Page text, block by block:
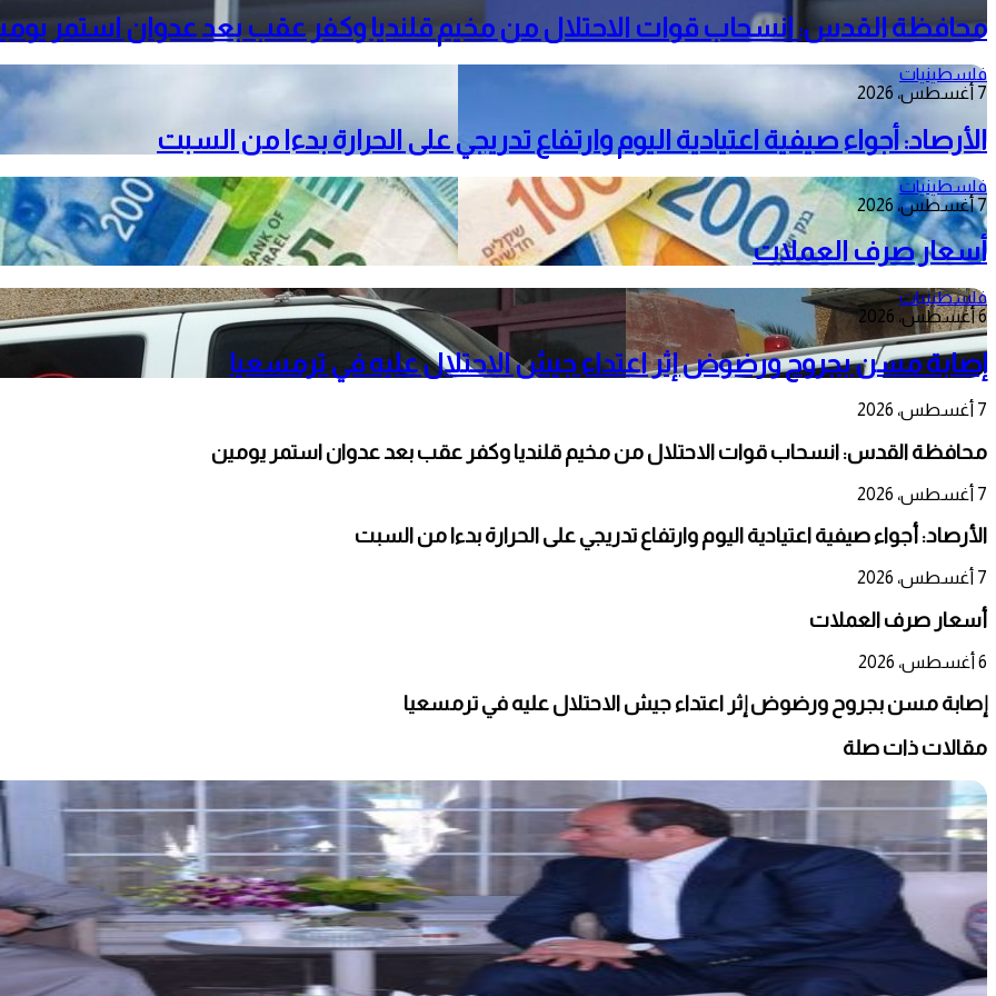
محافظة القدس: انسحاب قوات الاحتلال من مخيم قلنديا وكفر عقب بعد عدوان استمر
فلسطينيات
7 أغسطس، 2026
الأرصاد: أجواء صيفية اعتيادية اليوم وارتفاع تدريجي على الحرارة بدءا من السبت
فلسطينيات
7 أغسطس، 2026
أسعار صرف العملات
فلسطينيات
6 أغسطس، 2026
إصابة مسن بجروح ورضوض إثر اعتداء جيش الاحتلال عليه في ترمسعيا
7 أغسطس، 2026
محافظة القدس: انسحاب قوات الاحتلال من مخيم قلنديا وكفر عقب بعد عدوان استمر يومين
7 أغسطس، 2026
الأرصاد: أجواء صيفية اعتيادية اليوم وارتفاع تدريجي على الحرارة بدءا من السبت
7 أغسطس، 2026
أسعار صرف العملات
6 أغسطس، 2026
إصابة مسن بجروح ورضوض إثر اعتداء جيش الاحتلال عليه في ترمسعيا
مقالات ذات صلة